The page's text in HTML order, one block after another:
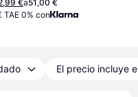
€a51,00 €
TAE 0% con
El precio incluye